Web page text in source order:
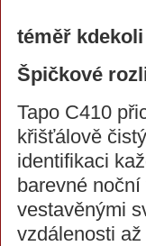
téměř
Špičkové
Tapo C410
křišťálově
identifikaci
barevné
vestavěnými
vzdálenosti až